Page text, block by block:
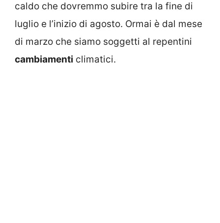
caldo che dovremmo subire tra la fine di
luglio e l’inizio di agosto. Ormai è dal mese
di marzo che siamo soggetti al repentini
cambiamenti climatici.